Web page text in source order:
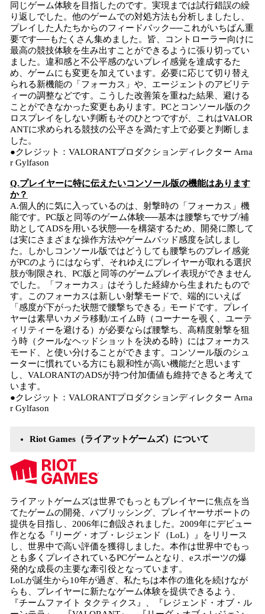
同じゲーム体験を目指したのです。実現までは試行錯誤の繰
り返しでした。他のゲームでの対処方法も分析しましたし、
プレイした人たちからのフィードバック──これがいちばん重
要です──もたくさん集めました。皆、コントローラー向けに
最高の競技体験を生み出すことができるように張り切ってい
ました。違和感と不公平感のないプレイ感覚を達成するた
め、ゲームにも変更を加えています。必要に応じて切り替え
られる新機能の「フォーカス」や、エージェントのアビリテ
ィーの調整などです。こうした改善策を重ねた結果、避ける
ことができなかった変更もあります。PCとコンソール版のク
ロスプレイをしない判断もそのひとつですが、これはVALOR
ANTに求められる競技の公平さを満たす上で必要と判断しま
した。
●クレジット：VALORANTプロダクションディレクター Arna
r Gylfason
Q.プレイヤーに特に伝えたいコンソール版の機能はあります
か？
A.個人的に気に入っているのは、射撃時の「フォーカス」機
能です。PC版と同等のゲーム体験──基本は腰撃ちでサブ/補
助としてADSを用いる状態──を構築するため、開発に際して
は実にさまざまな操作方法やゲームパッド感度を試しまし
た。しかしコンソール版ではどうしても腰撃ちのプレイ感覚
がPCのようにはならず、それゆえにプレイヤーが取れる選択
肢が制限され、PC版と同等のゲームプレイ表現ができません
でした。「フォーカス」はそうした経緯から生まれたもので
す。このフォーカスは新しい射撃モードで、端的にいえば
「感度が下がった状態で腰撃ちできる」モードです。プレイ
ヤーは素早いカメラ移動/エイム時（コーナーを覗く、ユーテ
ィリティーを避ける）が必要ならば腰撃ち、高精度射撃を狙
う時（クールなヘッドショットを決める時）にはフォーカス
モード、と使い分けることができます。コンソール版のシュ
ーターに慣れている方にも親和性が高い機能だと思います
し、VALORANTのADSが持つ付加価値も維持できると考えて
います。
●クレジット：VALORANTプロダクションディレクター Arna
r Gylfason
Riot Games（ライアットゲームズ）について
ライアットゲームズは世界でもっともプレイヤーに焦点を当
てたゲームの開発、パブリッシング、プレイヤーサポートの
提供を目指し、2006年に創設されました。2009年にデビュー
作となる『リーグ・オブ・レジェンド（LoL）』をリリース
し、世界中で高い評価を獲得しました。本作は世界中でもっ
とも多くプレイされているPCゲームとなり、eスポーツの爆
発的な成長の主要な牽引役となっています。
LoLが誕生から10年が過ぎ、私たちは本作の進化を続けなが
らも、プレイヤーに新たなゲーム体験を提供できるよう、
『チームファイト タクティクス』、『レジェンド・オブ・ル